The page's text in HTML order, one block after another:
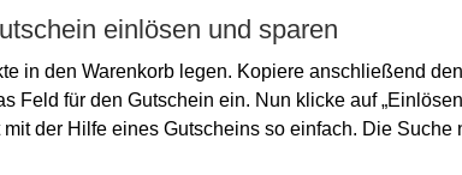
einlösen und sparen
in den Warenkorb legen. Kopiere anschließend den
Feld für den Gutschein ein. Nun klicke auf
der Hilfe eines Gutscheins so einfach. Die Suche